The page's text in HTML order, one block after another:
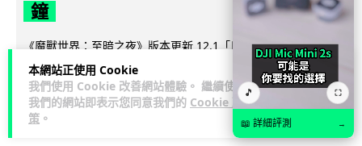
本網站正使用 Cookie
我們使用 Cookie 改善網站體驗。 繼續使用
我們的網站即表示您同意我們的 Cookie 政
策 。
鐘
《魔獸世界：至暗之夜》版本更新 12.1「烏拉特克的詛咒」將
於 8 月 13 日正式上線，帶來全新區域「盤蛇島」、地城「毒牙
祭壇」、新型態世... 閱讀全文
116
🎵 ⛶
📖 詳細評測 →